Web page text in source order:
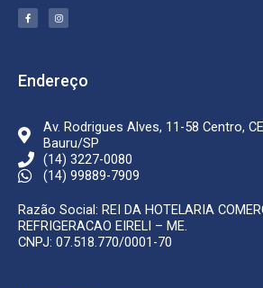
F
a
c
k
-
I
n
s
m
Endereço
Av. Rodrigues Alves, 11-58 Centro,
Bauru/SP
(14) 3227-0080
(14) 99889-7909
Razão Social: REI DA HOTELARIA
REFRIGERACAO EIRELI – ME.
CNPJ: 07.518.770/0001-70